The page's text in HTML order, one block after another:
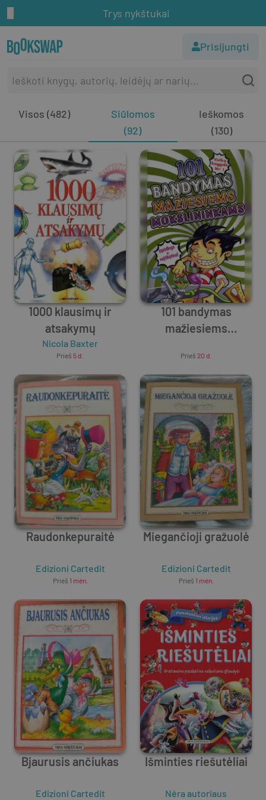
Trys nykštukai
Prisijungti
Visos (482)
Siūlomos
(92)
Ieškomos
(130)
1000 klausimų ir
atsakymų
Nicola Baxter
Prieš 5 d.
101 bandymas
mažiesiems
Prieš 20 d.
Raudonkepuraitė
Edizioni Cartedit
Prieš 1 mėn.
Miegančioji gražuolė
Edizioni Cartedit
Prieš 1 mėn.
Bjaurusis ančiukas
Edizioni Cartedit
Išminties riešutėliai
Nėra autoriaus